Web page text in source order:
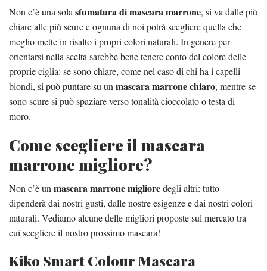
Non c’è una solasfumatura di mascara marrone, si va dalle più
chiare alle più scure e ognuna di noi potrà scegliere quella che
meglio mette in risalto i propri colori naturali. In genere per
orientarsi nella scelta sarebbe bene tenere conto del colore delle
proprie ciglia: se sono chiare, come nel caso di chi ha i capelli
biondi, si può puntare su unmascara marrone chiaro, mentre se
sono scure si può spaziare verso tonalità cioccolato o testa di
moro.
Come scegliere il mascara
marrone migliore?
Non c’è unmascara marrone miglioredegli altri: tutto
dipenderà dai nostri gusti, dalle nostre esigenze e dai nostri colori
naturali. Vediamo alcune delle migliori proposte sul mercato tra
cui scegliere il nostro prossimo mascara!
Kiko Smart Colour Mascara